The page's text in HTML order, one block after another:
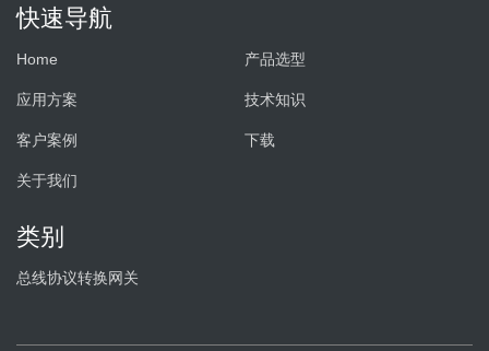
快速导航
Home 产品选型
应用方案 技术知识
客户案例 下载
关于我们
类别
总线协议转换网关